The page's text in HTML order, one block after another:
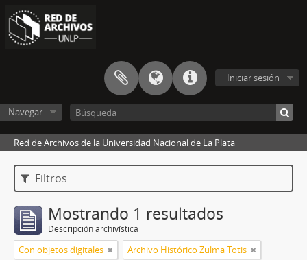
Iniciar sesión
Navegar
Red de Archivos de la Universidad Nacional de La Plata
Filtros
Mostrando 1 resultados
Descripción archivística
Con objetos digitales Archivo Histórico Zulma Totis